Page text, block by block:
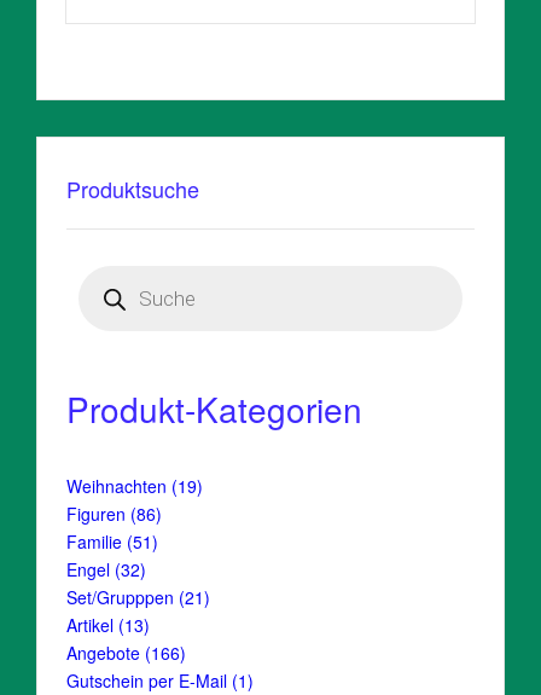
Produktsuche
search
Produkt-Kategorien
Weihnachten 1919
Figuren 8686
Produkte
Familie 5151
Engel 3232
Produkte
Set/Grupppen 2121
Artikel 1313
Produkte
Angebote 166166
Produkte
Gutschein per E-Mail 11